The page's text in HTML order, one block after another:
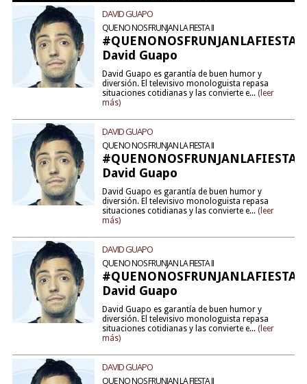
DAVID GUAPO
QUE NO NOS FRUNJAN LA FIESTA II
#QUENONOSFRUNJANLAFIESTA2
David Guapo
David Guapo es garantía de buen humor y
diversión. El televisivo monologuista repasa
situaciones cotidianas y las convierte e... (leer
más)
DAVID GUAPO
QUE NO NOS FRUNJAN LA FIESTA II
#QUENONOSFRUNJANLAFIESTA2
David Guapo
David Guapo es garantía de buen humor y
diversión. El televisivo monologuista repasa
situaciones cotidianas y las convierte e... (leer
más)
DAVID GUAPO
QUE NO NOS FRUNJAN LA FIESTA II
#QUENONOSFRUNJANLAFIESTA2
David Guapo
David Guapo es garantía de buen humor y
diversión. El televisivo monologuista repasa
situaciones cotidianas y las convierte e... (leer
más)
DAVID GUAPO
QUE NO NOS FRUNJAN LA FIESTA II